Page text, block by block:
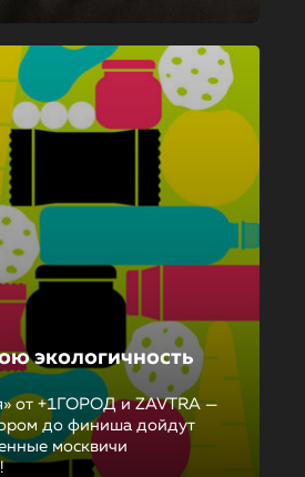
экологичность
от +1ГОРОД и ZAVTRA —
до финиша дойдут
москвичи